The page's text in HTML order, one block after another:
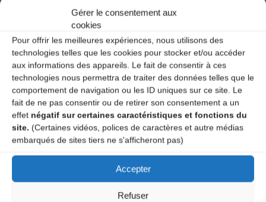
Gérer le consentement aux
cookies
Pour offrir les meilleures expériences, nous utilisons des
technologies telles que les cookies pour stocker et/ou accéder
aux informations des appareils. Le fait de consentir à ces
technologies nous permettra de traiter des données telles que le
comportement de navigation ou les ID uniques sur ce site. Le
fait de ne pas consentir ou de retirer son consentement a un
effet négatif sur certaines caractéristiques et fonctions du
site. (Certaines vidéos, polices de caractères et autre médias
embarqués de sites tiers ne s'afficheront pas)
Accepter
Refuser
A DECOUVRIR :